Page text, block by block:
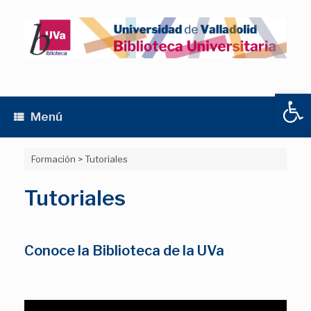
Abrir
contenido
Menú
Formación >Tutoriales
Tutoriales
Conoce la Biblioteca de la UVa